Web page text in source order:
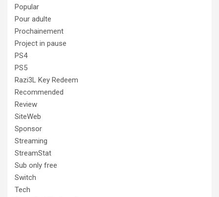
Popular
Pour adulte
Prochainement
Project in pause
PS4
PS5
Razi3L Key Redeem
Recommended
Review
SiteWeb
Sponsor
Streaming
StreamStat
Sub only free
Switch
Tech